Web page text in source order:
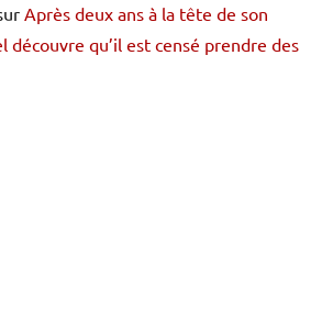
Après deux ans à la tête de son
découvre qu’il est censé prendre des